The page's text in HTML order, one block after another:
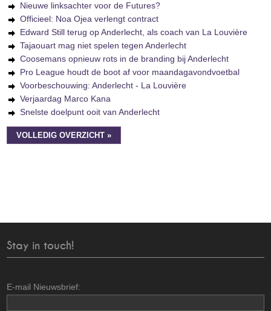
Nieuwe linksachter voor de Futures?
Officieel: Noa Ojea verlengt contract
Edward Still terug op Anderlecht, als coach van La Louvière
Tajaouart mag niet spelen tegen Anderlecht
Coosemans opnieuw rots in de branding bij Anderlecht
Pro League houdt de boot af voor maandagavondvoetbal
Voorbeschouwing: Anderlecht - La Louvière
Verjaardag Marco Kana
Snelste doelpunt ooit van Anderlecht
VOLLEDIG OVERZICHT »
Stay in touch!
E-mail Nieuwsbrief: